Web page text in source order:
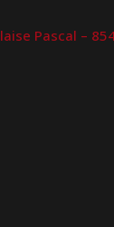
Pascal –